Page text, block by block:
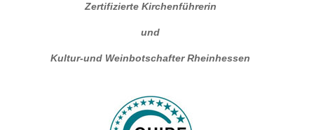
Zertifizierte Kirchenführerin
und
Kultur-und Weinbotschafter Rheinhessen